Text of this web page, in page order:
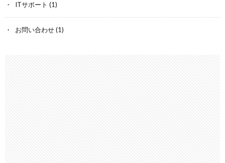
ITサポート (1)
お問い合わせ(1)